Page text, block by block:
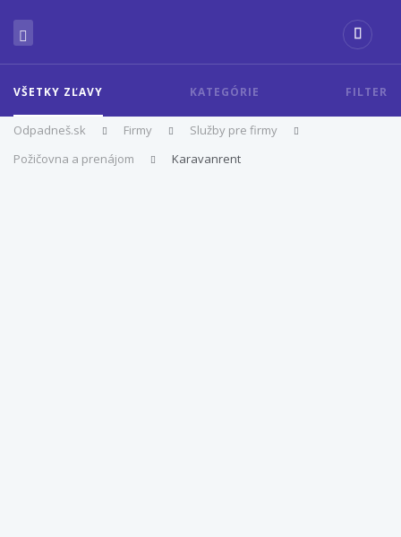
VŠETKY ZĽAVY KATEGÓRIE FILTER
Odpadneš.sk Firmy
Služby pre firmy
Požičovna a prenájom
Karavanrent